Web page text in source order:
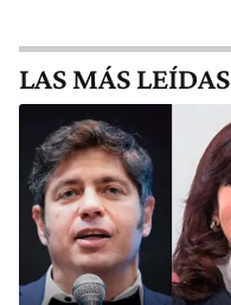
LAS MÁS LEÍDAS